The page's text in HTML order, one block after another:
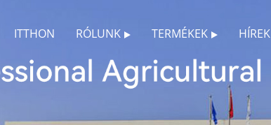
ITTHON RÓLUNK TERMÉKEK HÍREK